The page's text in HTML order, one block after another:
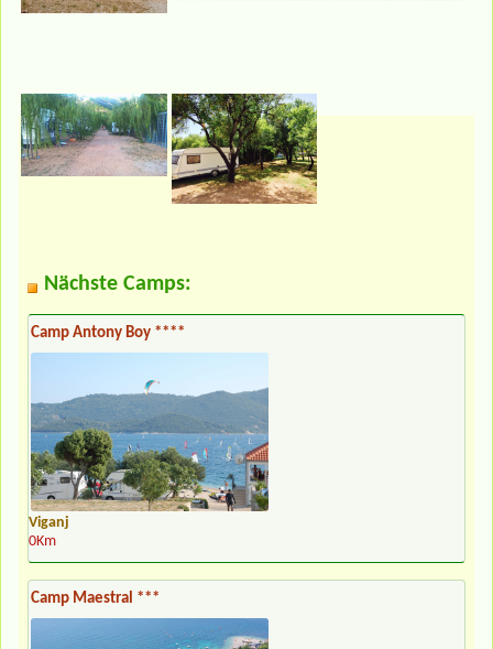
Nächste Camps:
Camp Antony Boy ****
Viganj
0Km
Camp Maestral ***